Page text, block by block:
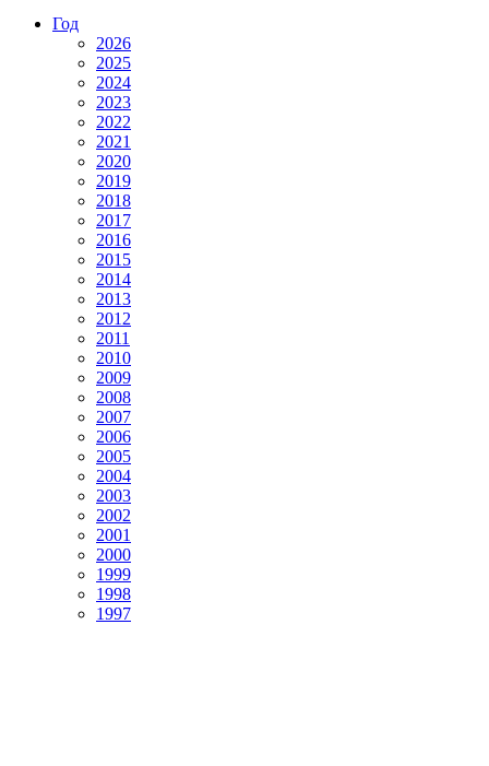
Год
2026
2025
2024
2023
2022
2021
2020
2019
2018
2017
2016
2015
2014
2013
2012
2011
2010
2009
2008
2007
2006
2005
2004
2003
2002
2001
2000
1999
1998
1997